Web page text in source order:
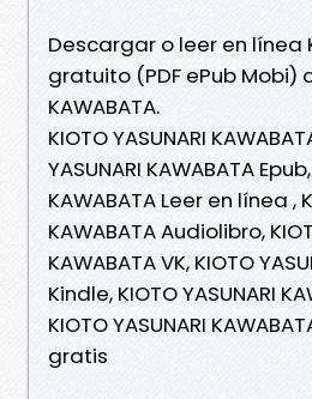
Descargar o leer en línea
gratuito (PDF ePub Mobi)
KAWABATA.
KIOTO YASUNARI
YASUNARI KAWABATA
KAWABATA Leer en línea ,
KAWABATA Audiolibro,
KAWABATA VK, KIOTO
Kindle, KIOTO YASUNARI
KIOTO YASUNARI
gratis